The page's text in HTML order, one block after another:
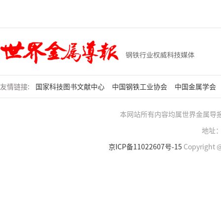
友情链接: 国家科技图书文献中心 中国钢铁工业协会 中国金属学会
本网站所有内容均属世界金属导
地址
京ICP备11022607号-15 Copyright